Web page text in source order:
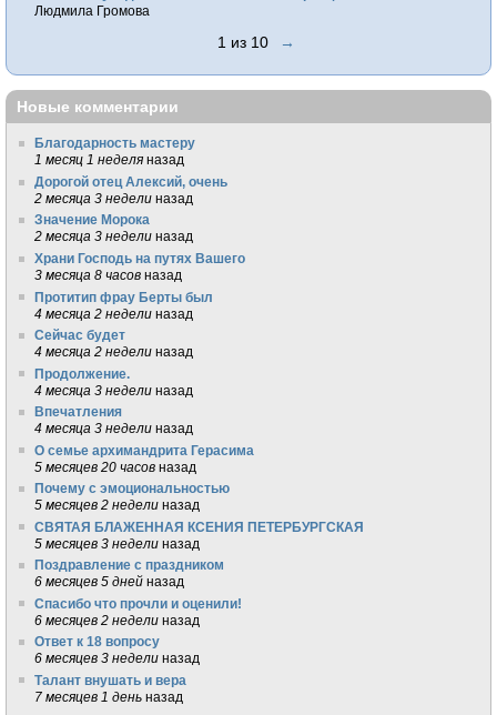
Людмила Громова
1 из 10 →
Новые комментарии
Благодарность мастеру
1 месяц 1 неделя назад
Дорогой отец Алексий, очень
2 месяца 3 недели назад
Значение Морока
2 месяца 3 недели назад
Храни Господь на путях Вашего
3 месяца 8 часов назад
Протитип фрау Берты был
4 месяца 2 недели назад
Сейчас будет
4 месяца 2 недели назад
Продолжение.
4 месяца 3 недели назад
Впечатления
4 месяца 3 недели назад
О семье архимандрита Герасима
5 месяцев 20 часов назад
Почему с эмоциональностью
5 месяцев 2 недели назад
СВЯТАЯ БЛАЖЕННАЯ КСЕНИЯ ПЕТЕРБУРГСКАЯ
5 месяцев 3 недели назад
Поздравление с праздником
6 месяцев 5 дней назад
Спасибо что прочли и оценили!
6 месяцев 2 недели назад
Ответ к 18 вопросу
6 месяцев 3 недели назад
Талант внушать и вера
7 месяцев 1 день назад